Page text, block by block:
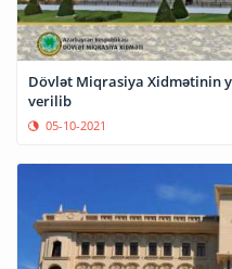
Dövlət Miqrasiya Xidmətinin
verilib
05-10-2021